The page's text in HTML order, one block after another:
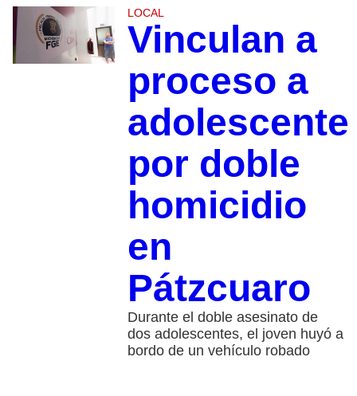
LOCAL
Vinculan a
proceso a
adolescente
por doble
homicidio
en
Pátzcuaro
Durante el doble asesinato de
dos adolescentes, el joven huyó a
bordo de un vehículo robado